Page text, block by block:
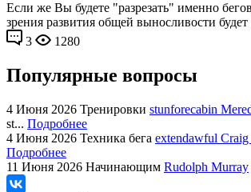
Если же Вы будете "разрезать" именно
зрения развития общей выносливости будет
3
1280
Популярные вопросы
4 Июня 2026 Тренировки stunforecabin
st... Подробнее
4 Июня 2026 Техника бега extendawful Craig
Подробнее
11 Июня 2026 Начинающим Rudolph Murray